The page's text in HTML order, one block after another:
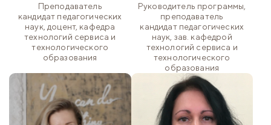
Преподаватель
кандидат педагогических
наук, доцент, кафедра
технологий сервиса и
технологического
образования
Руководитель программы,
преподаватель
кандидат педагогических
наук, зав. кафедрой
технологий сервиса и
технологического
образования